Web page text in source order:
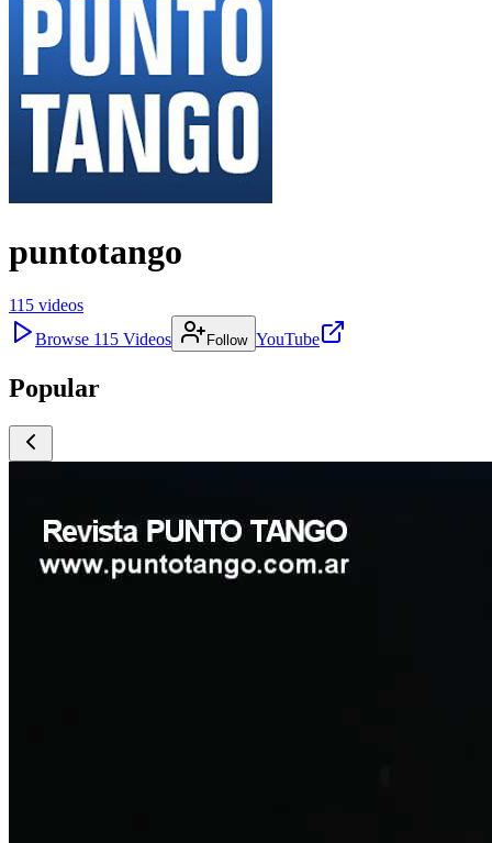
puntotango
115 videos
Browse 115 Videos Follow YouTube
Popular